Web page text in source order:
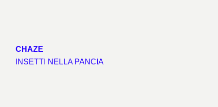
CHAZE
INSETTI NELLA PANCIA